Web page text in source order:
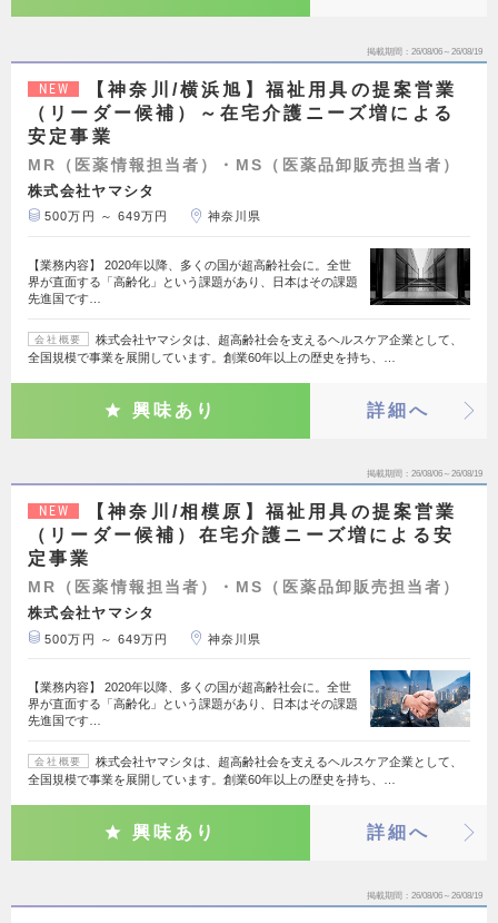
掲載期間 26/08/06～26/08/19
NEW
【神奈川/横浜旭】福祉用具の提案営業
（リーダー候補）～在宅介護ニーズ増による
安定事業
MR（医薬情報担当者）・MS（医薬品卸販売担当者）
株式会社ヤマシタ
500万円 ～ 649万円 神奈川県
【業務内容】 2020年以降、多くの国が超高齢社会に。全世
界が直面する「高齢化」という課題があり、日本はその課題
先進国です…
会社概要
株式会社ヤマシタは、超高齢社会を支えるヘルスケア企業として、
全国規模で事業を展開しています。創業60年以上の歴史を持ち、…
興味あり 詳細へ
掲載期間 26/08/06～26/08/19
NEW
【神奈川/相模原】福祉用具の提案営業
（リーダー候補）在宅介護ニーズ増による安
定事業
MR（医薬情報担当者）・MS（医薬品卸販売担当者）
株式会社ヤマシタ
500万円 ～ 649万円 神奈川県
【業務内容】 2020年以降、多くの国が超高齢社会に。全世
界が直面する「高齢化」という課題があり、日本はその課題
先進国です…
会社概要
株式会社ヤマシタは、超高齢社会を支えるヘルスケア企業として、
全国規模で事業を展開しています。創業60年以上の歴史を持ち、…
興味あり 詳細へ
掲載期間 26/08/06～26/08/19